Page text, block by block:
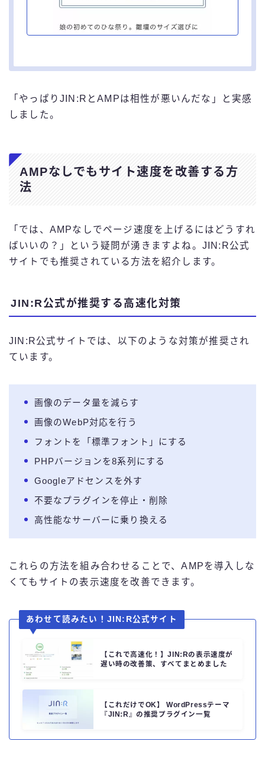
「やっぱりJIN:RとAMPは相性が悪いんだな」と実感
しました。
AMPなしでもサイト速度を改善する方
法
「では、AMPなしでページ速度を上げるにはどうすれ
ばいいの？」という疑問が湧きますよね。JIN:R公式
サイトでも推奨されている方法を紹介します。
JIN:R公式が推奨する高速化対策
JIN:R公式サイトでは、以下のような対策が推奨され
ています。
画像のデータ量を減らす
画像のWebP対応を行う
フォントを「標準フォント」にする
PHPバージョンを8系列にする
Googleアドセンスを外す
不要なプラグインを停止・削除
高性能なサーバーに乗り換える
これらの方法を組み合わせることで、AMPを導入しな
くてもサイトの表示速度を改善できます。
あわせて読みたい！JIN:R公式サイト
【これで高速化！】JIN:Rの表示速度が
遅い時の改善策、すべてまとめました
【これだけでOK】 WordPressテーマ
『JIN:R』の推奨プラグイン一覧